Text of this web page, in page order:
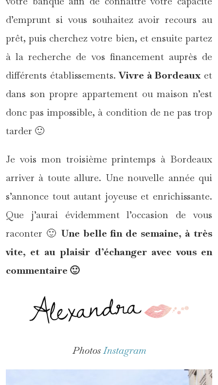
d’emprunt si vous souhaitez avoir recours au
prêt, puis cherchez votre bien, et ensuite partez
à la recherche de vos financement auprès de
différents établissements.Vivre à Bordeauxet
dans son propre appartement ou maison n’est
donc pas impossible, à condition de ne pas trop
tarder 🙂
Je vois mon troisième printemps à Bordeaux
arriver à toute allure. Une nouvelle année qui
s’annonce tout autant joyeuse et enrichissante.
Que j’aurai évidemment l’occasion de vous
raconter 🙂 Une belle fin de semaine, à très
vite, et au plaisir d’échanger avec vous en
commentaire 🙂
PhotosInstagram